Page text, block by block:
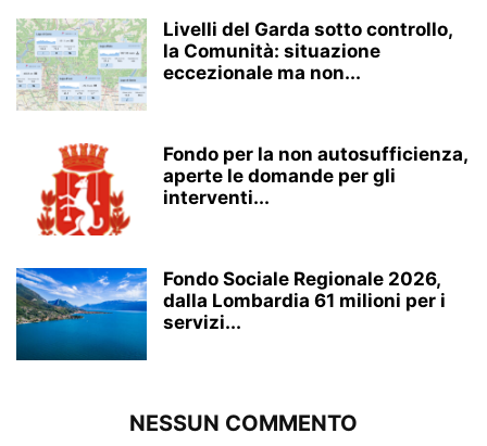
Livelli del Garda sotto controllo,
la Comunità: situazione
eccezionale ma non...
Fondo per la non autosufficienza,
aperte le domande per gli
interventi...
Fondo Sociale Regionale 2026,
dalla Lombardia 61 milioni per i
servizi...
NESSUN COMMENTO